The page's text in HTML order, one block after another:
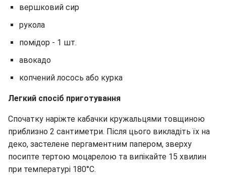
вершковий сир
рукола
помідор - 1 шт.
авокадо
копчений лосось або курка
Легкий спосіб приготування
Спочатку наріжте кабачки кружальцями товщиною
приблизно 2 сантиметри. Після цього викладіть їх на
деко, застелене пергаментним папером, зверху
посипте тертою моцарелою та випікайте 15 хвилин
при температурі 180°C.